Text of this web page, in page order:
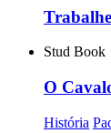
Stud Book
O
História